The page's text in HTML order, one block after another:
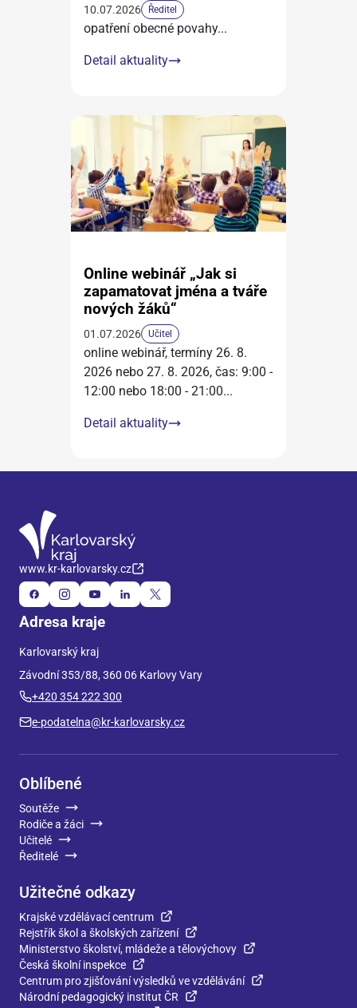
10.07.2026 Ředitel
opatření obecné povahy...
Detail aktuality
Online webinář „Jak si
zapamatovat jména a tváře
nových žáků“
01.07.2026 Učitel
online webinář, termíny 26. 8.
2026 nebo 27. 8. 2026, čas: 9:00 -
12:00 nebo 18:00 - 21:00...
Detail aktuality
www.kr-karlovarsky.cz
Adresa kraje
Karlovarský kraj
Závodní 353/88, 360 06 Karlovy Vary
+420 354 222 300
e-podatelna@kr-karlovarsky.cz
Oblíbené
Soutěže
Rodiče a žáci
Učitelé
Ředitelé
Užitečné odkazy
Krajské vzdělávací centrum
Rejstřík škol a školských zařízení
Ministerstvo školství, mládeže a tělovýchovy
Česká školní inspekce
Centrum pro zjišťování výsledků ve vzdělávání
Národní pedagogický institut ČR